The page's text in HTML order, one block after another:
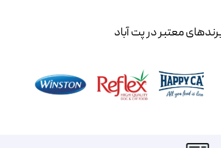
معتبر در پت آباد